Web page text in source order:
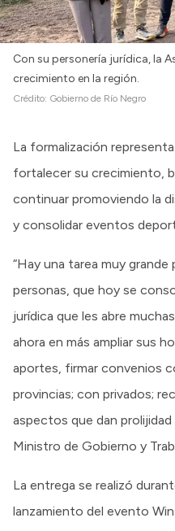
Con su personería jurídica, la
crecimiento en la región.
Crédito: Gobierno de Río Negro
La formalización
fortalecer su crecimiento,
continuar promoviendo la
y consolidar eventos
“Hay una tarea muy
personas, que hoy se
jurídica que les abre
ahora en más ampliar sus
aportes, firmar convenios
provincias; con privados;
aspectos que dan
Ministro de Gobierno y
La entrega se realizó
lanzamiento del evento